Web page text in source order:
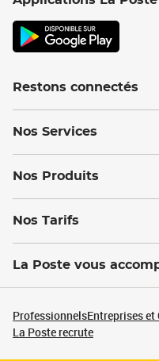
Restons connectés
Nos Services
Nos Produits
Nos Tarifs
La Poste vous
ProfessionnelsEntreprises
La Poste recrute